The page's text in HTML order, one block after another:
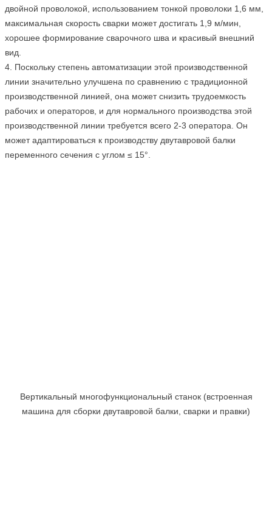
двойной проволокой, использованием тонкой проволоки 1,6 мм,
максимальная скорость сварки может достигать 1,9 м/мин,
хорошее формирование сварочного шва и красивый внешний
вид.
4. Поскольку степень автоматизации этой производственной
линии значительно улучшена по сравнению с традиционной
производственной линией, она может снизить трудоемкость
рабочих и операторов, и для нормального производства этой
производственной линии требуется всего 2-3 оператора. Он
может адаптироваться к производству двутавровой балки
переменного сечения с углом ≤ 15°.
Вертикальный многофункциональный станок (встроенная
машина для сборки двутавровой балки, сварки и правки)